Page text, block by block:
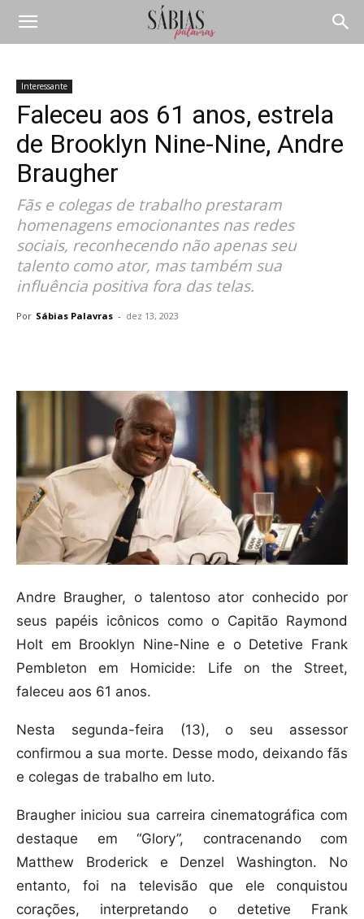
Interessante
Faleceu aos 61 anos, estrela
de Brooklyn Nine-Nine, Andre
Braugher
Fãs e colegas de trabalho prestaram
homenagens emocionantes nas redes
sociais, reconhecendo não apenas seu
talento como ator, mas também sua
influência positiva fora das telas.
Por Sábias Palavras - dez 13, 2023
Andre Braugher, o talentoso ator conhecido por
seus papéis icônicos como o Capitão Raymond
Holt em Brooklyn Nine-Nine e o Detetive Frank
Pembleton em Homicide: Life on the Street,
faleceu aos 61 anos.
Nesta segunda-feira (13), o seu assessor
confirmou a sua morte. Desse modo, deixando fãs
e colegas de trabalho em luto.
Braugher iniciou sua carreira cinematográfica com
destaque em “Glory”, contracenando com
Matthew Broderick e Denzel Washington. No
entanto, foi na televisão que ele conquistou
corações, interpretando o detetive Frank